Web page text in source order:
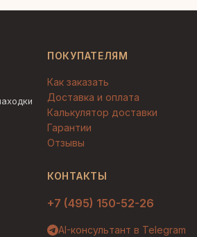
ПОКУПАТЕЛЯМ
Как заказать
Доставка и оплата
Калькулятор доставки
Гарантии
Отзывы
КОНТАКТЫ
+7 (495) 150-52-26
AI-консультант в Telegram